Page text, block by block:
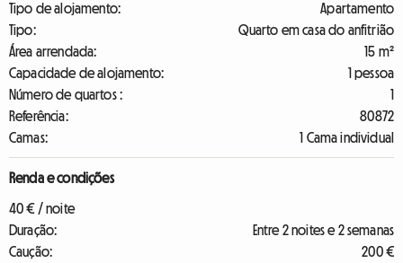
Tipo de alojamento:
Apartamento
Tipo:
Quarto em casa do anfitrião
Área arrendada:
15 m²
Capacidade de alojamento:
1 pessoa
Número de quartos :
1
Referência:
80872
Camas:
1 Cama individual
Renda e condições
40 € / noite
Duração:
Entre 2 noites e 2 semanas
Caução:
200 €